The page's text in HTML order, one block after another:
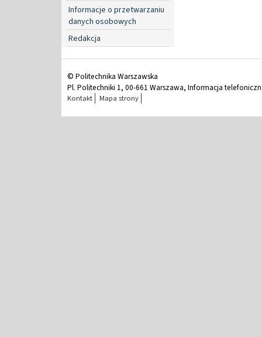
Informacje o przetwarzaniu
danych osobowych
Redakcja
© Politechnika Warszawska
Pl. Politechniki 1, 00-661 Warszawa, Informacja
Kontakt Mapa strony